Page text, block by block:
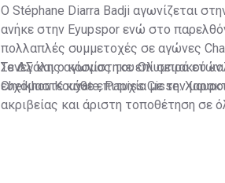
Ο Stéphane Diarra Badji αγωνίζεται
ανήκε στην Eyupspor ενώ στο
πολλαπλές συμμετοχές σε αγώνες
Σενεγάλης αγωνίστηκε επί σειρά
Cheikhou Kouyate, Papiss Cisse.
ακριβείας και άριστη τοποθέτηση σε
Το ΔΣ και ο κόσμος του Ολυμπιακού
ευχόμαστε κάθε επιτυχία με την